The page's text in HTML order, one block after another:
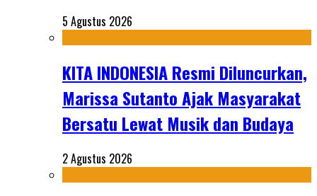
5 Agustus 2026
KITA INDONESIA Resmi Diluncurkan,
Marissa Sutanto Ajak Masyarakat
Bersatu Lewat Musik dan Budaya
2 Agustus 2026